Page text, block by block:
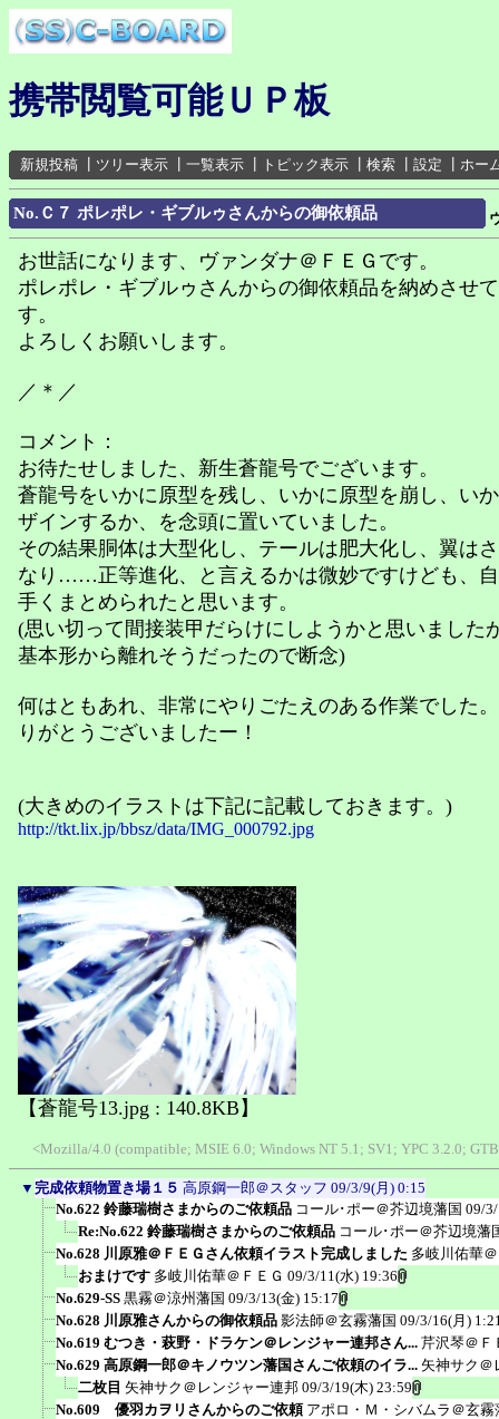
携帯閲覧可能ＵＰ板
新規投稿 ツリー表示 一覧表示 トピック表示 検索 設定 ホー
No.Ｃ７ ポレポレ・ギブルゥさんからの御依頼品
お世話になります、ヴァンダナ＠ＦＥＧです。
ポレポレ・ギブルゥさんからの御依頼品を納めさせ
す。
よろしくお願いします。
／＊／
コメント：
お待たせしました、新生蒼龍号でございます。
蒼龍号をいかに原型を残し、いかに原型を崩し、い
ザインするか、を念頭に置いていました。
その結果胴体は大型化し、テールは肥大化し、翼は
なり……正等進化、と言えるかは微妙ですけども、
手くまとめられたと思います。
(思い切って間接装甲だらけにしようかと思いました
基本形から離れそうだったので断念)
何はともあれ、非常にやりごたえのある作業でした
りがとうございましたー！
(大きめのイラストは下記に記載しておきます。)
http://tkt.lix.jp/bbsz/data/IMG_000792.jpg
【蒼龍号13.jpg : 140.8KB】
<Mozilla/4.0 (compatible; MSIE 6.0; Windows NT 5.1; SV1; YPC 3.2.0;
▼ 完成依頼物置き場１５ 高原鋼一郎＠スタッフ 09/3/9(月) 0:15
No.622 鈴藤瑞樹さまからのご依頼品 コール･ポー＠芥辺境藩国 09/
Re:No.622 鈴藤瑞樹さまからのご依頼品 コール･ポー＠芥辺境藩
No.628 川原雅＠ＦＥＧさん依頼イラスト完成しました 多岐川佑華
おまけです 多岐川佑華＠ＦＥＧ 09/3/11(水) 19:36
No.629-SS 黒霧＠涼州藩国 09/3/13(金) 15:17
No.628 川原雅さんからの御依頼品 影法師＠玄霧藩国 09/3/16(月)
No.619 むつき・萩野・ドラケン＠レンジャー連邦さん... 芹沢琴＠Ｆ
No.629 高原鋼一郎＠キノウツン藩国さんご依頼のイラ... 矢神サク＠
二枚目 矢神サク＠レンジャー連邦 09/3/19(木) 23:59
No.609 優羽カヲリさんからのご依頼 アポロ・Ｍ・シバムラ＠玄霧